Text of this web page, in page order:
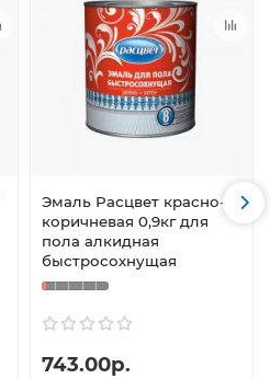
Эмаль Расцвет красно-
коричневая 0,9кг для
пола алкидная
быстросохнущая
743.00р.